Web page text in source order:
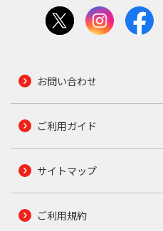
お問い合わせ
ご利用ガイド
サイトマップ
ご利用規約